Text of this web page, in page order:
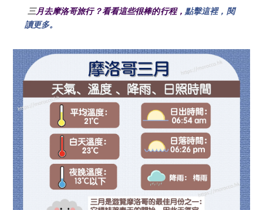
三月去摩洛哥旅行？看看這些很棒的行程， 點擊這裡，閱
讀更多。